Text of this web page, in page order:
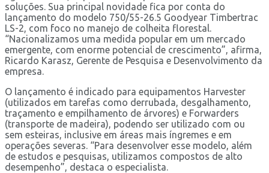
soluções. Sua principal novidade fica por conta do
lançamento do modelo 750/55-26.5 Goodyear Timbertrac
LS-2, com foco no manejo de colheita florestal.
“Nacionalizamos uma medida popular em um mercado
emergente, com enorme potencial de crescimento”, afirma,
Ricardo Karasz, Gerente de Pesquisa e Desenvolvimento da
empresa.
O lançamento é indicado para equipamentos Harvester
(utilizados em tarefas como derrubada, desgalhamento,
traçamento e empilhamento de árvores) e Forwarders
(transporte de madeira), podendo ser utilizado com ou
sem esteiras, inclusive em áreas mais íngremes e em
operações severas. “Para desenvolver esse modelo, além
de estudos e pesquisas, utilizamos compostos de alto
desempenho”, destaca o especialista.